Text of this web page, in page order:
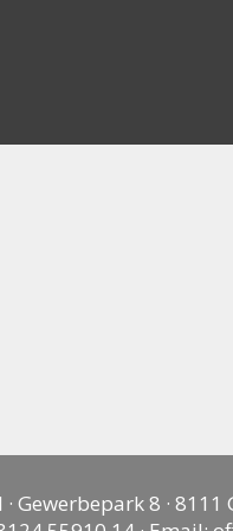
Gewerbepark 8 ·